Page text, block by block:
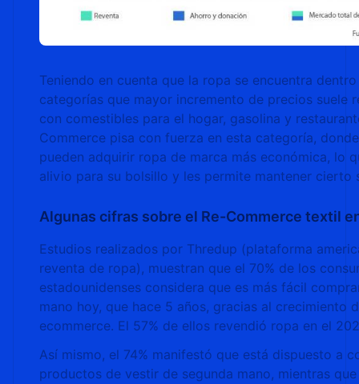
Teniendo en cuenta que la ropa se encuentra
categorías que mayor incremento de precios suele
con comestibles para el hogar, gasolina y
Commerce pisa con fuerza en esta categoría,
pueden adquirir ropa de marca más económica, lo
alivio para su bolsillo y les permite mantener cierto
Algunas cifras sobre el Re-Commerce textil
Estudios realizados por Thredup (plataforma
reventa de ropa), muestran que el 70% de los
estadounidenses considera que es más fácil
mano hoy, que hace 5 años, gracias al crecimiento
ecommerce. El 57% de ellos revendió ropa en el
Así mismo, el 74% manifestó que está dispuesto a
productos de vestir de segunda mano, mientras